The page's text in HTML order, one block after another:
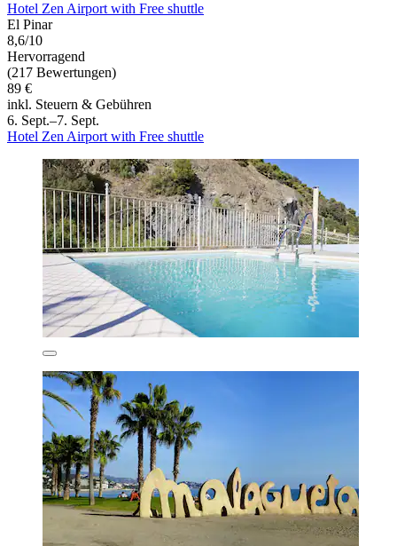
Hotel Zen Airport with Free shuttle
El Pinar
8,6/10
Hervorragend
(217 Bewertungen)
89 €
inkl. Steuern & Gebühren
6. Sept.–7. Sept.
Hotel Zen Airport with Free shuttle